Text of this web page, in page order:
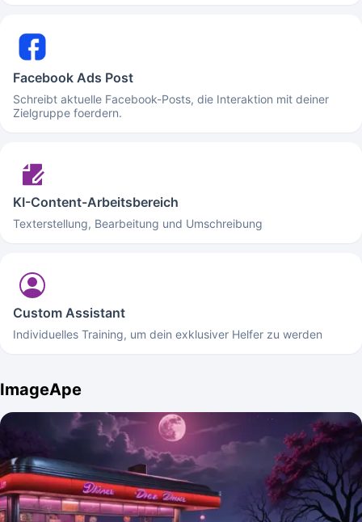
Facebook Ads Post
Schreibt aktuelle Facebook-Posts, die Interaktion mit deiner
Zielgruppe foerdern.
KI-Content-Arbeitsbereich
Texterstellung, Bearbeitung und Umschreibung
Custom Assistant
Individuelles Training, um dein exklusiver Helfer zu werden
ImageApe